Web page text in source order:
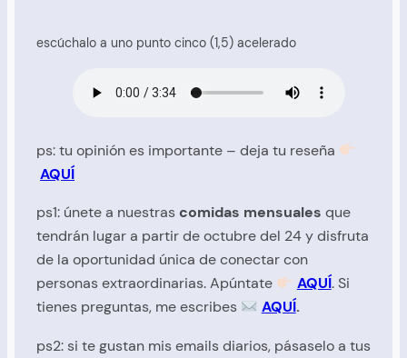
escúchalo a uno punto cinco (1,5) acelerado
ps: tu opinión es importante – deja tu reseña
AQUÍ
ps1: únete a nuestrascomidas mensuales que
tendrán lugar a partir de octubre del 24 y disfruta
de la oportunidad única de conectar con
personas extraordinarias. Apúntate
AQUÍ. Si
tienes preguntas, meescribes AQUÍ.
ps2: si te gustan mis emails diarios, pásaselo a tus